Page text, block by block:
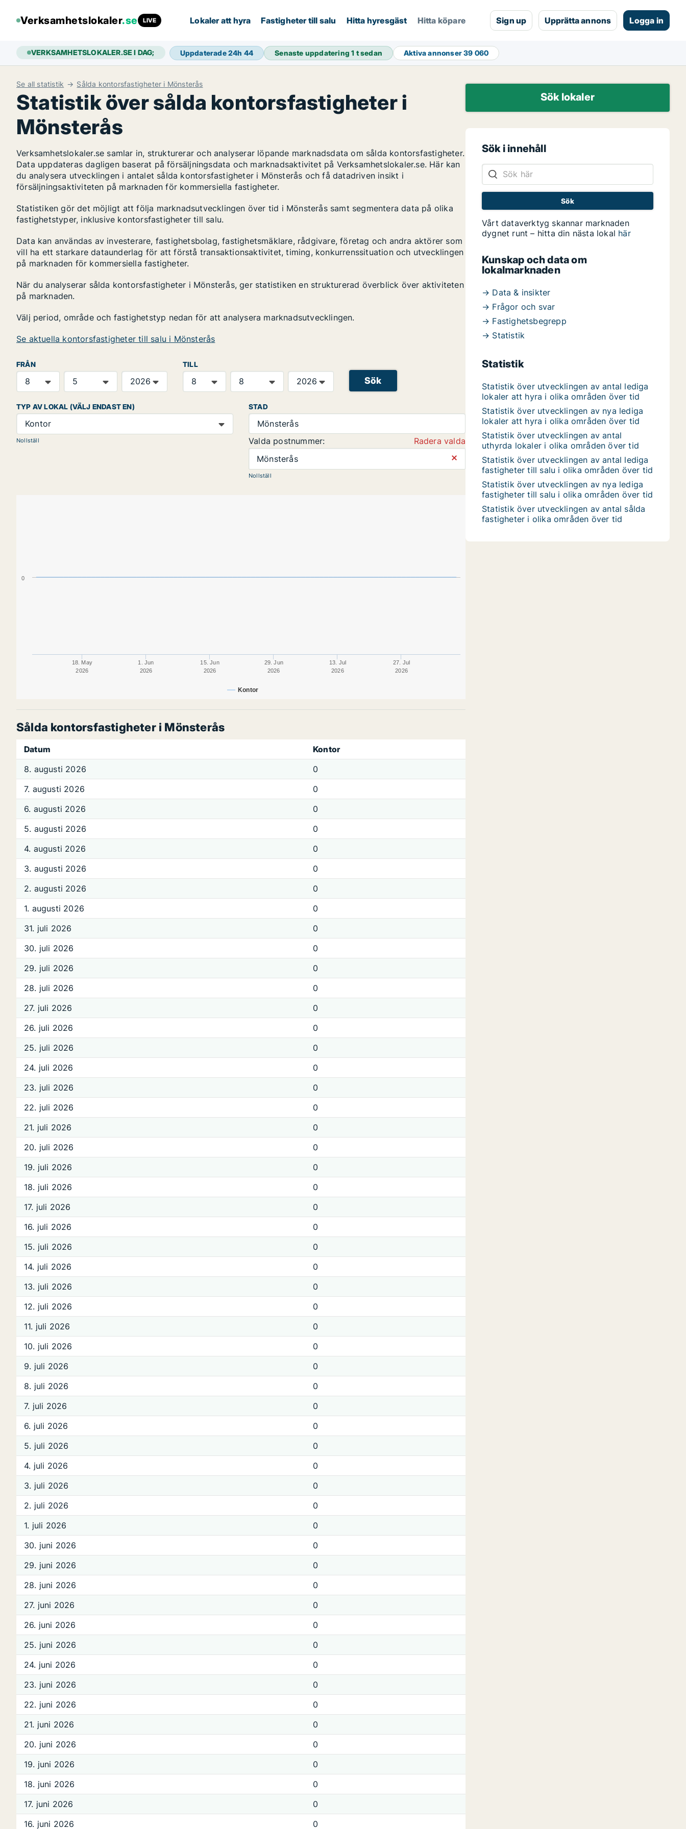
Verksamhetslokaler.se LIVE Lokaler att hyra Fastigheter till salu Hitta hyresgäst Hitta köpare Sign up Upprätta annons Logga in
VERKSAMHETSLOKALER.SE I DAG; Uppdaterade 24h 44 Senaste uppdatering1 t sedan Aktiva annonser39 060
Se all statistik Sålda kontorsfastigheter i Mönsterås
Statistik över sålda kontorsfastigheter i
Mönsterås
Verksamhetslokaler.se samlar in, strukturerar och analyserar löpande marknadsdata om sålda kontorsfastigheter.
Data uppdateras dagligen baserat på försäljningsdata och marknadsaktivitet på Verksamhetslokaler.se. Här kan
du analysera utvecklingen i antalet sålda kontorsfastigheter i Mönsterås och få datadriven insikt i
försäljningsaktiviteten på marknaden för kommersiella fastigheter.
Statistiken gör det möjligt att följa marknadsutvecklingen över tid i Mönsterås samt segmentera data på olika
fastighetstyper, inklusive kontorsfastigheter till salu.
Data kan användas av investerare, fastighetsbolag, fastighetsmäklare, rådgivare, företag och andra aktörer som
vill ha ett starkare dataunderlag för att förstå transaktionsaktivitet, timing, konkurrenssituation och utvecklingen
på marknaden för kommersiella fastigheter.
När du analyserar sålda kontorsfastigheter i Mönsterås, ger statistiken en strukturerad överblick över aktiviteten
på marknaden.
Välj period, område och fastighetstyp nedan för att analysera marknadsutvecklingen.
Se aktuella kontorsfastigheter till salu i Mönsterås
FRÅN TILL
Sök
TYP AV LOKAL (VÄLJ ENDAST EN)
Kontor
Nollställ
STAD
Mönsterås
Valda postnummer:
Radera valda
Mönsterås
⨯
Nollställ
Kontor
18. May
2026
1. Jun
2026
15. Jun
2026
29. Jun
2026
13. Jul
2026
27. Jul
2026
0
Sålda kontorsfastigheter i Mönsterås
Datum
Kontor
8. augusti 2026
0
7. augusti 2026
0
6. augusti 2026
0
5. augusti 2026
0
4. augusti 2026
0
3. augusti 2026
0
2. augusti 2026
0
1. augusti 2026
0
31. juli 2026
0
30. juli 2026
0
29. juli 2026
0
28. juli 2026
0
27. juli 2026
0
26. juli 2026
0
25. juli 2026
0
24. juli 2026
0
23. juli 2026
0
22. juli 2026
0
21. juli 2026
0
20. juli 2026
0
19. juli 2026
0
18. juli 2026
0
17. juli 2026
0
16. juli 2026
0
15. juli 2026
0
14. juli 2026
0
13. juli 2026
0
12. juli 2026
0
11. juli 2026
0
10. juli 2026
0
9. juli 2026
0
8. juli 2026
0
7. juli 2026
0
6. juli 2026
0
5. juli 2026
0
4. juli 2026
0
3. juli 2026
0
2. juli 2026
0
1. juli 2026
0
30. juni 2026
0
29. juni 2026
0
28. juni 2026
0
27. juni 2026
0
26. juni 2026
0
25. juni 2026
0
24. juni 2026
0
23. juni 2026
0
22. juni 2026
0
21. juni 2026
0
20. juni 2026
0
19. juni 2026
0
18. juni 2026
0
17. juni 2026
0
16. juni 2026
0
Sök lokaler
Sök i innehåll
Vårt dataverktyg skannar marknaden
dygnet runt – hitta din nästa lokal här
Kunskap och data om
lokalmarknaden
→ Data & insikter
→ Frågor och svar
→ Fastighetsbegrepp
→ Statistik
Statistik
Statistik över utvecklingen av antal lediga
lokaler att hyra i olika områden över tid
Statistik över utvecklingen av nya lediga
lokaler att hyra i olika områden över tid
Statistik över utvecklingen av antal
uthyrda lokaler i olika områden över tid
Statistik över utvecklingen av antal lediga
fastigheter till salu i olika områden över tid
Statistik över utvecklingen av nya lediga
fastigheter till salu i olika områden över tid
Statistik över utvecklingen av antal sålda
fastigheter i olika områden över tid